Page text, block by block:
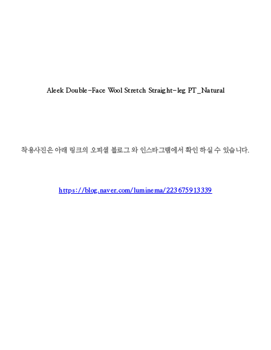
Aleek Double-Face Wool Stretch Straight-leg PT_Natural
착용사진은 아래 링크의 오피셜 블로그 와 인스타그램에서 확인 하실 수 있습니다.
https://blog.naver.com/luminema/223675913339